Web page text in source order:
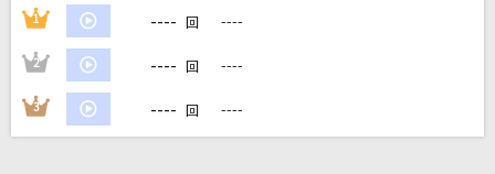
カラオケ最新情報をチェック！
1 ---- 回 ----
2 ---- 回 ----
3 ---- 回 ----